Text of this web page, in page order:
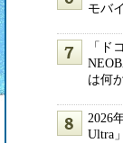
モバ
「ド
は何
2026
Ultra